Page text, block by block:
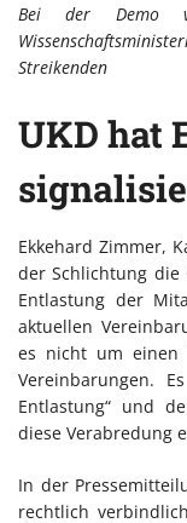
Bei der Demo
Streikenden
UKD hat
Ekkehard Zimmer,
der Schlichtung die
Entlastung der
aktuellen
es nicht um einen
Vereinbarungen.
Entlastung“ und
diese Verabredung
In der
rechtlich